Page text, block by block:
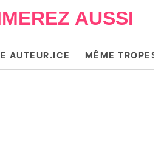
AUSSI
AUTEUR.ICE MÊME TROPES